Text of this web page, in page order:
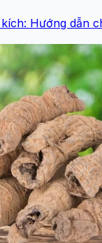
Hướng dẫn